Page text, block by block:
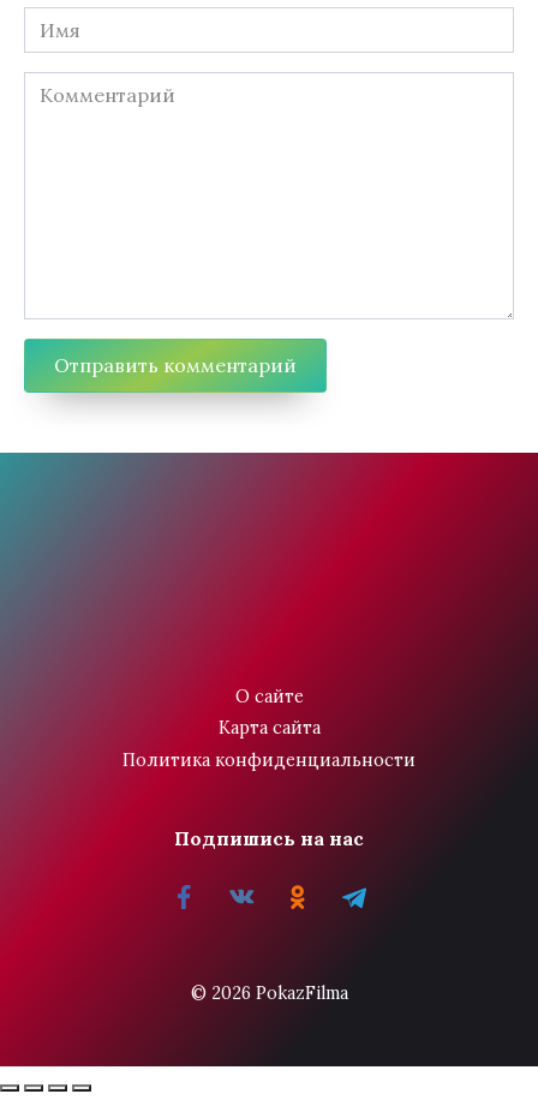
Имя
Комментарий
О сайте
Карта сайта
Политика конфиденциальности
Подпишись на нас
© 2026 PokazFilma